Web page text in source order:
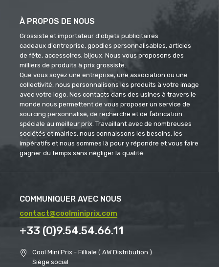
À PROPOS DE NOUS
Grossiste et importateur d'objets publicitaires
cadeaux d'entreprise, goodies personnalisables, articles
de fête, accessoires, bijoux. Nous vous proposons des
milliers de produits à prix grossiste.
Que vous soyez une entreprise, une association ou une
collectivité, nous personnalisons les produits à votre image
avec votre logo. Nos contacts dans des usines à travers le
monde nous permettent de vous proposer un service de
sourcing personnalisé, de recherche et de fabrication
spéciale au meilleur prix. Travaillant avec de nombreuses
sociétés et mairies, nous connaissons les besoins, les
impératifs et nous sommes là pour y répondre et vous faire
gagner du temps sans négliger la qualité.
COMMUNIQUER AVEC NOUS
contact@coolminiprix.com
+33 (0)9.54.54.66.11
Cool Mini Prix - Filliale ( AW Distribution )
Siège social